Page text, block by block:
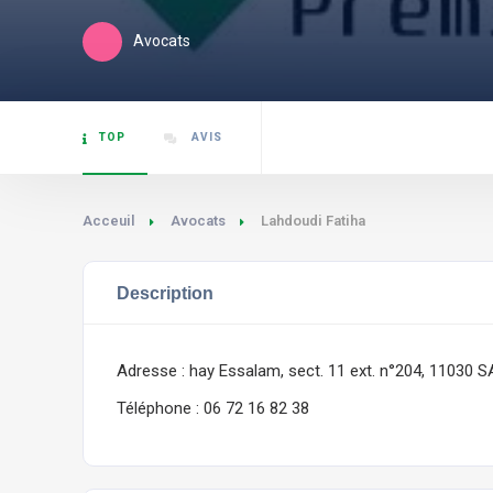
Avocats
TOP AVIS
Acceuil Avocats Lahdoudi Fatiha
Description
Adresse : hay Essalam, sect. 11 ext. n°204, 11030
Téléphone : 06 72 16 82 38